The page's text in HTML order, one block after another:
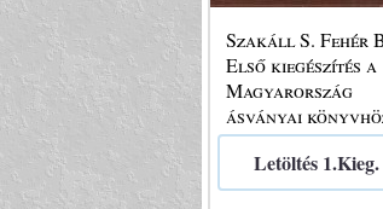
Szakáll S. Fehér
Első kiegészítés a
Magyarország
ásványai
Letöltés 1.Kieg.